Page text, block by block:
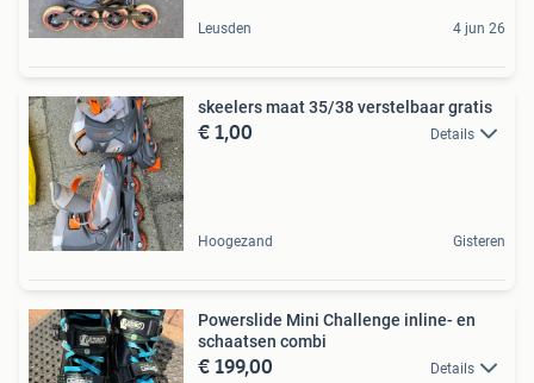
Leusden 4 jun 26
skeelers maat 35/38 verstelbaar gratis
€ 1,00 Details
Hoogezand Gisteren
Powerslide Mini Challenge inline- en
schaatsen combi
€ 199,00 Details